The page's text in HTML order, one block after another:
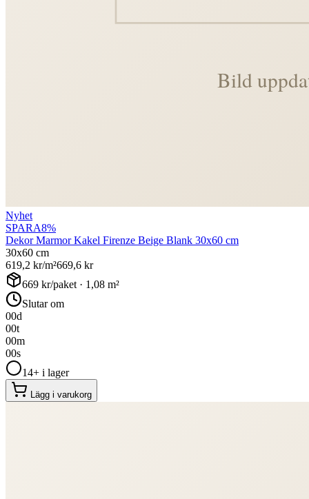
Nyhet
SPARA8%
Dekor Marmor Kakel Firenze Beige Blank 30x60 cm
30x60 cm
619,2 kr/m²669,6 kr
669 kr/paket · 1,08 m²
Slutar om
00d
00t
00m
00s
14+ i lager
Lägg i varukorg